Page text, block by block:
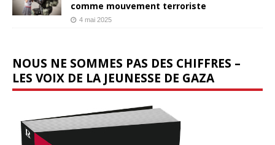
comme mouvement terroriste
4 mai 2025
NOUS NE SOMMES PAS DES CHIFFRES –
LES VOIX DE LA JEUNESSE DE GAZA